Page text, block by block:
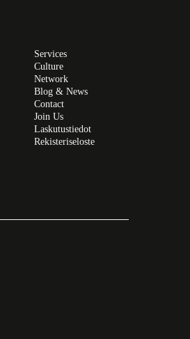
Services
Culture
Network
Blog & News
Contact
Join Us
Laskutustiedot
Rekisteriseloste